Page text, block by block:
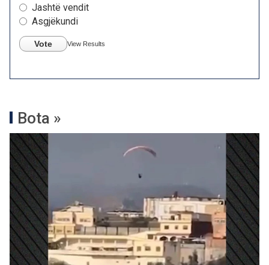
Jashtë vendit
Asgjëkundi
Vote View Results
Bota »